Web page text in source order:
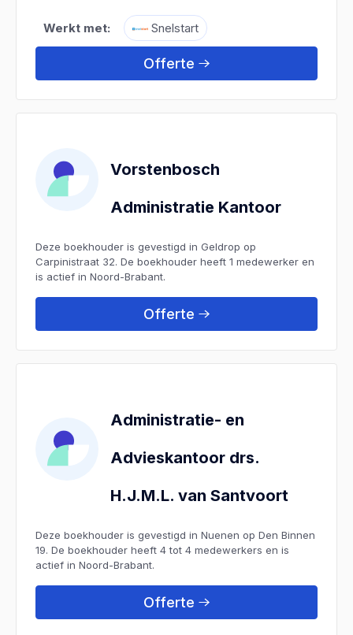
Werkt met: Snelstart
Offerte
Vorstenbosch
Administratie Kantoor
Deze boekhouder is gevestigd in Geldrop op
Carpinistraat 32. De boekhouder heeft 1 medewerker en
is actief in Noord-Brabant.
Offerte
Administratie- en
Advieskantoor drs.
H.J.M.L. van Santvoort
Deze boekhouder is gevestigd in Nuenen op Den Binnen
19. De boekhouder heeft 4 tot 4 medewerkers en is
actief in Noord-Brabant.
Offerte